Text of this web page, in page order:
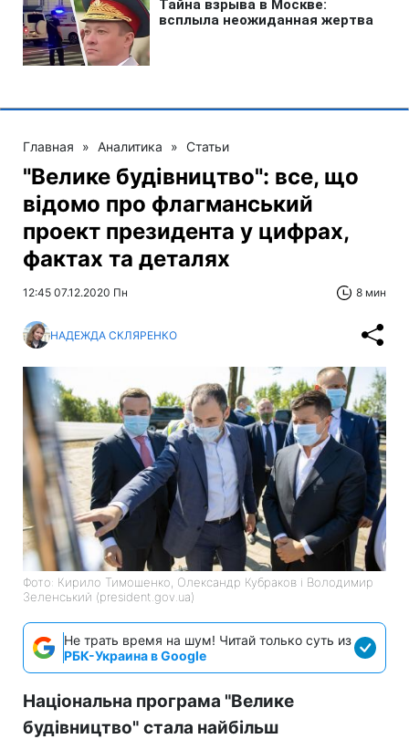
Главная » Аналитика » Статьи
"Велике будівництво": все, що
відомо про флагманський
проект президента у цифрах,
фактах та деталях
12:45 07.12.2020 Пн 8 мин
НАДЕЖДА СКЛЯРЕНКО
Фото: Кирило Тимошенко, Олександр Кубраков і Володимир
Зеленський (president.gov.ua)
Не трать время на шум! Читай только суть из
РБК-Украина в Google
Національна програма "Велике
будівництво" стала найбільш